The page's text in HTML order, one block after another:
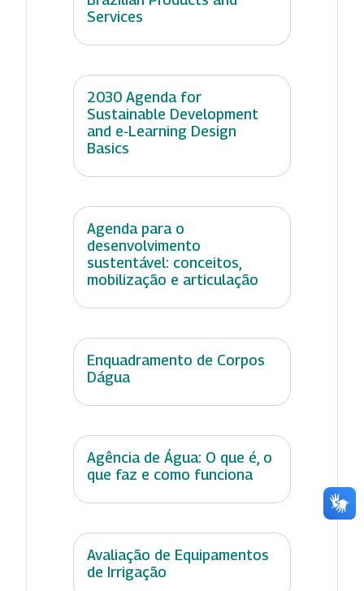
Services
2030 Agenda for
Sustainable Development
and e-Learning Design
Basics
Agenda para o
desenvolvimento
sustentável: conceitos,
mobilização e articulação
Enquadramento de Corpos
Dágua
Agência de Água: O que é, o
que faz e como funciona
Avaliação de Equipamentos
de Irrigação